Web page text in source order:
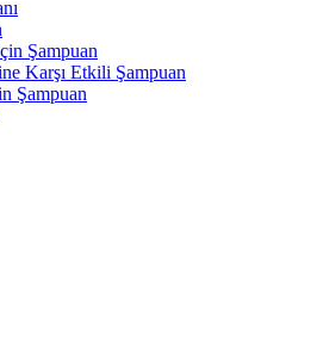
Şampuan
Karşı Etkili Şampuan
Şampuan